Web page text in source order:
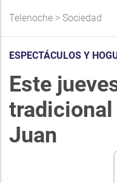
Telenoche > Sociedad
ESPECTÁCULOS Y
Este
tradicional
Juan